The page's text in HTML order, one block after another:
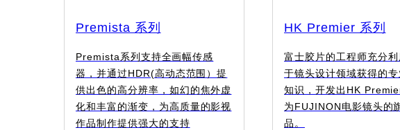
Premista 系列
Premista系列支持全画幅传感
器，并通过HDR(高动态范围）提
供出色的高分辨率，如幻的焦外虚
化和丰富的渐变，为高质量的影视
作品制作提供强大的支持
HK Premier 系列
富士胶片的工程师充分
于镜头设计领域获得的专
知识，开发出HK
为FUJINON电影镜头的
品。